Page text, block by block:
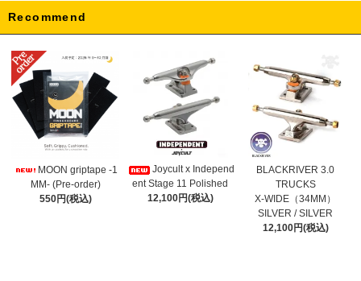
Recommend
MOON griptape -1
MM- (Pre-order)
550円(税込)
Joycult x Independ
ent Stage 11 Polished
12,100円(税込)
BLACKRIVER 3.0
TRUCKS
X-WIDE（34MM）
SILVER / SILVER
12,100円(税込)